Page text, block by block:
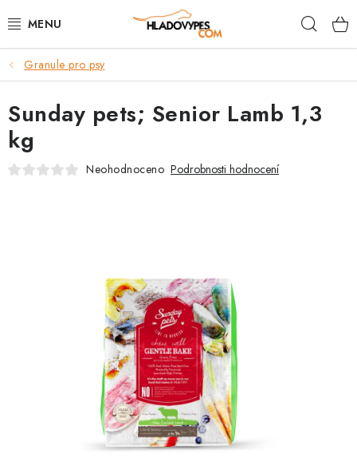
na
POTŘEBY PRO PSY
TAMI PŘEPRAVNÍ BOXY
SPORT SE PSEM
VĚRNOSTNÍ PROGRAM
Granule pro psy
Sunday pets; Senior Lamb 1,3
kg
Neohodnoceno Podrobnosti hodnocení